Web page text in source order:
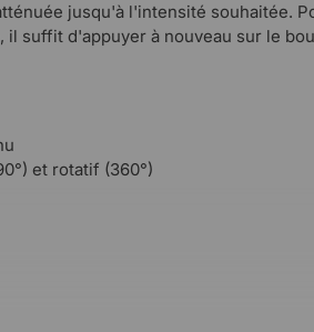
jusqu'à l'intensité souhaitée.
il suffit d'appuyer à nouveau sur le
et rotatif (360°)